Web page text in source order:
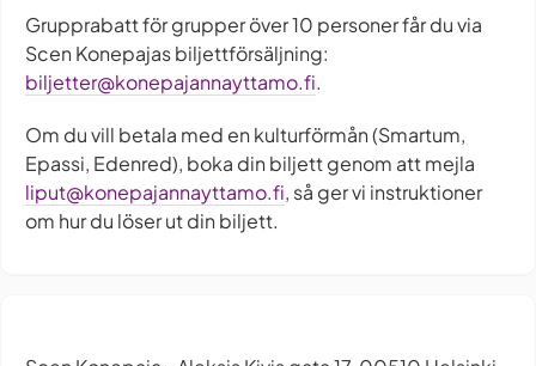
Grupprabatt för grupper över 10 personer får du via
Scen Konepajas biljettförsäljning:
biljetter@konepajannayttamo.fi.
Om du vill betala med en kulturförmån (Smartum,
Epassi, Edenred), boka din biljett genom att mejla
liput@konepajannayttamo.fi, så ger vi instruktioner
om hur du löser ut din biljett.